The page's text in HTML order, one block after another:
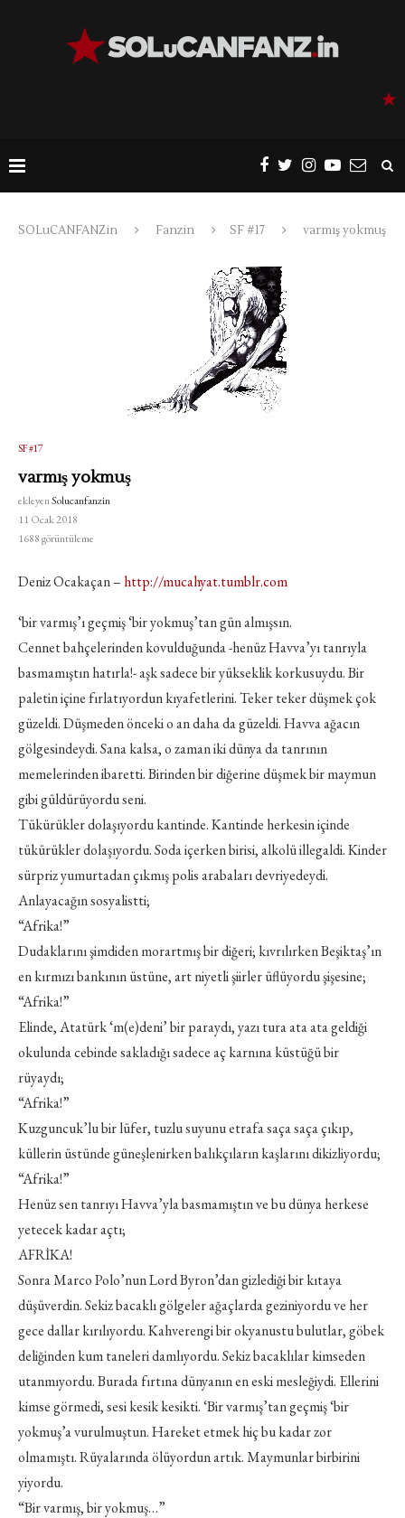
SOLuCANFANZin Fanzin SF #17 varmış yokmuş
SF #17
varmış yokmuş
ekleyenSolucanfanzin
11 Ocak 2018
1688görüntüleme
Deniz Ocakaçan – http://mucahyat.tumblr.com
‘bir varmış’ı geçmiş ‘bir yokmuş’tan gün almışsın.
Cennet bahçelerinden kovulduğunda -henüz Havva’yı tanrıyla
basmamıştın hatırla!- aşk sadece bir yükseklik korkusuydu. Bir
paletin içine fırlatıyordun kıyafetlerini. Teker teker düşmek çok
güzeldi. Düşmeden önceki o an daha da güzeldi. Havva ağacın
gölgesindeydi. Sana kalsa, o zaman iki dünya da tanrının
memelerinden ibaretti. Birinden bir diğerine düşmek bir maymun
gibi güldürüyordu seni.
Tükürükler dolaşıyordu kantinde. Kantinde herkesin içinde
tükürükler dolaşıyordu. Soda içerken birisi, alkolü illegaldi. Kinder
sürpriz yumurtadan çıkmış polis arabaları devriyedeydi.
Anlayacağın sosyalistti;
“Afrika!”
Dudaklarını şimdiden morartmış bir diğeri; kıvrılırken Beşiktaş’ın
en kırmızı bankının üstüne, art niyetli şiirler üflüyordu şişesine;
“Afrika!”
Elinde, Atatürk ‘m(e)deni’ bir paraydı, yazı tura ata ata geldiği
okulunda cebinde sakladığı sadece aç karnına küstüğü bir
rüyaydı;
“Afrika!”
Kuzguncuk’lu bir lüfer, tuzlu suyunu etrafa saça saça çıkıp,
küllerin üstünde güneşlenirken balıkçıların kaşlarını dikizliyordu;
“Afrika!”
Henüz sen tanrıyı Havva’yla basmamıştın ve bu dünya herkese
yetecek kadar açtı;
AFRİKA!
Sonra Marco Polo’nun Lord Byron’dan gizlediği bir kıtaya
düşüverdin. Sekiz bacaklı gölgeler ağaçlarda geziniyordu ve her
gece dallar kırılıyordu. Kahverengi bir okyanustu bulutlar, göbek
deliğinden kum taneleri damlıyordu. Sekiz bacaklılar kimseden
utanmıyordu. Burada fırtına dünyanın en eski mesleğiydi. Ellerini
kimse görmedi, sesi kesik kesikti. ‘Bir varmış’tan geçmiş ‘bir
yokmuş’a vurulmuştun. Hareket etmek hiç bu kadar zor
olmamıştı. Rüyalarında ölüyordun artık. Maymunlar birbirini
yiyordu.
“Bir varmış, bir yokmuş…”